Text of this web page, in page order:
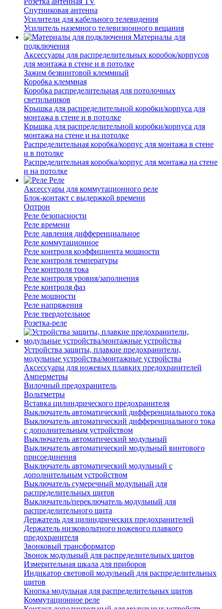
Спутниковая антенна
Усилители для кабельного телевидения
Усилитель наземного телевизионного вещания
Материалы для
подключения
Аксессуары для распределительных коробок/корпусов
для монтажа в стене и в потолке
Зажим безвинтовой клеммный
Коробка клеммная
Коробка распределительная для потолочных
светильников
Крышка для распределительной коробки/корпуса для
монтажа в стене и в потолке
Крышка для распределительной коробки/корпуса для
монтажа на стене и на потолке
Распределительная коробка/корпус для монтажа в стене
и в потолке
Распределительная коробка/корпус для монтажа на стене
и на потолке
Реле
Аксессуары для коммутационного реле
Блок-контакт с выдержкой времени
Оптрон
Реле безопасности
Реле времени
Реле давления дифференциальное
Реле коммутационное
Реле контроля коэффициента мощности
Реле контроля температуры
Реле контроля тока
Реле контроля уровня/заполнения
Реле контроля фаз
Реле мощности
Реле напряжения
Реле твердотельное
Розетка-реле
Устройства защиты, плавкие предохранители,
модульные устройства/монтажные устройства
Аксессуары для ножевых плавких предохранителей
Амперметры
Вилочный предохранитель
Вольтметры
Вставка цилиндрического предохранителя
Выключатель автоматический дифференциального тока
Выключатель автоматический дифференциального тока
с дополнительным устройством
Выключатель автоматический модульный
Выключатель автоматический модульный винтового
присоединения
Выключатель автоматический модульный с
дополнительным устройством
Выключатель сумеречный модульный для
распределительных щитов
Выключатель/переключатель модульный для
распределительного щита
Держатель для цилиндрических предохранителей
Держатель низковольтного ножевого плавкого
предохранителя
Звонковый трансформатор
Звонок модульный для распределительных щитов
Измерительная шкала для приборов
Индикатор световой модульный для распределительных
щитов
Кнопка модульная для распределительных щитов
Коммутационное реле